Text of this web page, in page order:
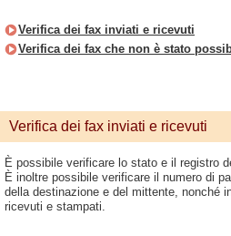
Verifica dei fax inviati e ricevuti
Verifica dei fax che non è stato
Verifica dei fax inviati e ricevuti
È possibile verificare lo stato e il registro
È inoltre possibile verificare il numero di
della destinazione e del mittente, nonché
ricevuti e stampati.